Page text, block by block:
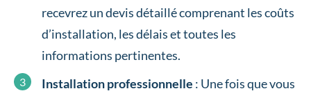
recevrez un devis détaillé comprenant les coûts
d’installation, les délais et toutes les
informations pertinentes.
Installation professionnelle : Une fois que vous